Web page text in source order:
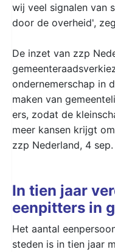
wij veel signalen van
door de overheid',
De inzet van zzp
ondernemerschap in
maken van
ers, zodat de
meer kansen krijgt
zzp Nederland, 4 sep.
In tien jaar
eenpitters in
Het aantal
steden is in tien jaar